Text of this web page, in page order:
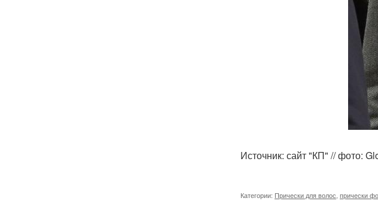
Источник: сайт "КП" // фото:
Категории: Прически для волос прически